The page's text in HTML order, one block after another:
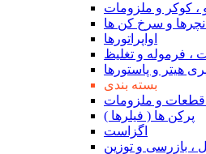
، کوکر و ملزومات
و سرخ کن ها
اواپراتورها
، فرموله و تغلیظ
هیتر و پاستورها
بسته بندی
قطعات و ملزومات
پرکن ها ( فیلرها )
اگزاست
، بازرسی و توزین